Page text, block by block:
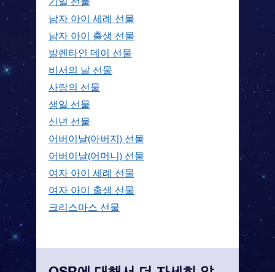
남자 아이 세례 선물
남자 아이 출생 선물
발렌타인 데이 선물
비서의 날 선물
사랑의 선물
생일 선물
신년 선물
어버이날(아버지) 선물
어버이날(어머니) 선물
여자 아이 세례 선물
여자 아이 출생 선물
크리스마스 선물